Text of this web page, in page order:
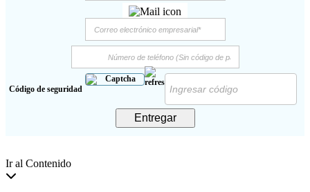
Código de seguridad
Entregar
Ir al Contenido